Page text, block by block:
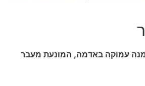
עמוקה באדמה, המונעת מעבר